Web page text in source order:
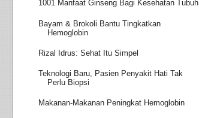
1001 Manfaat Ginseng Bagi Kesehatan Tubuh
Bayam & Brokoli Bantu Tingkatkan
Hemoglobin
Rizal Idrus: Sehat Itu Simpel
Teknologi Baru, Pasien Penyakit Hati Tak
Perlu Biopsi
Makanan-Makanan Peningkat Hemoglobin